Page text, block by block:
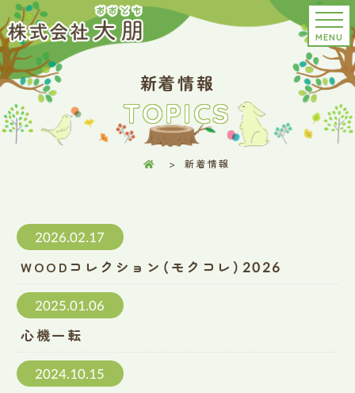
MENU
新着情報
TOPICS
新着情報
2026.02.17
WOODコレクション（モクコレ）2026
2025.01.06
心機一転
2024.10.15